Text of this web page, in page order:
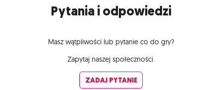
Pytania i odpowiedzi
Masz wątpliwości lub pytanie co do gry?
Zapytaj naszej społeczności.
ZADAJ PYTANIE